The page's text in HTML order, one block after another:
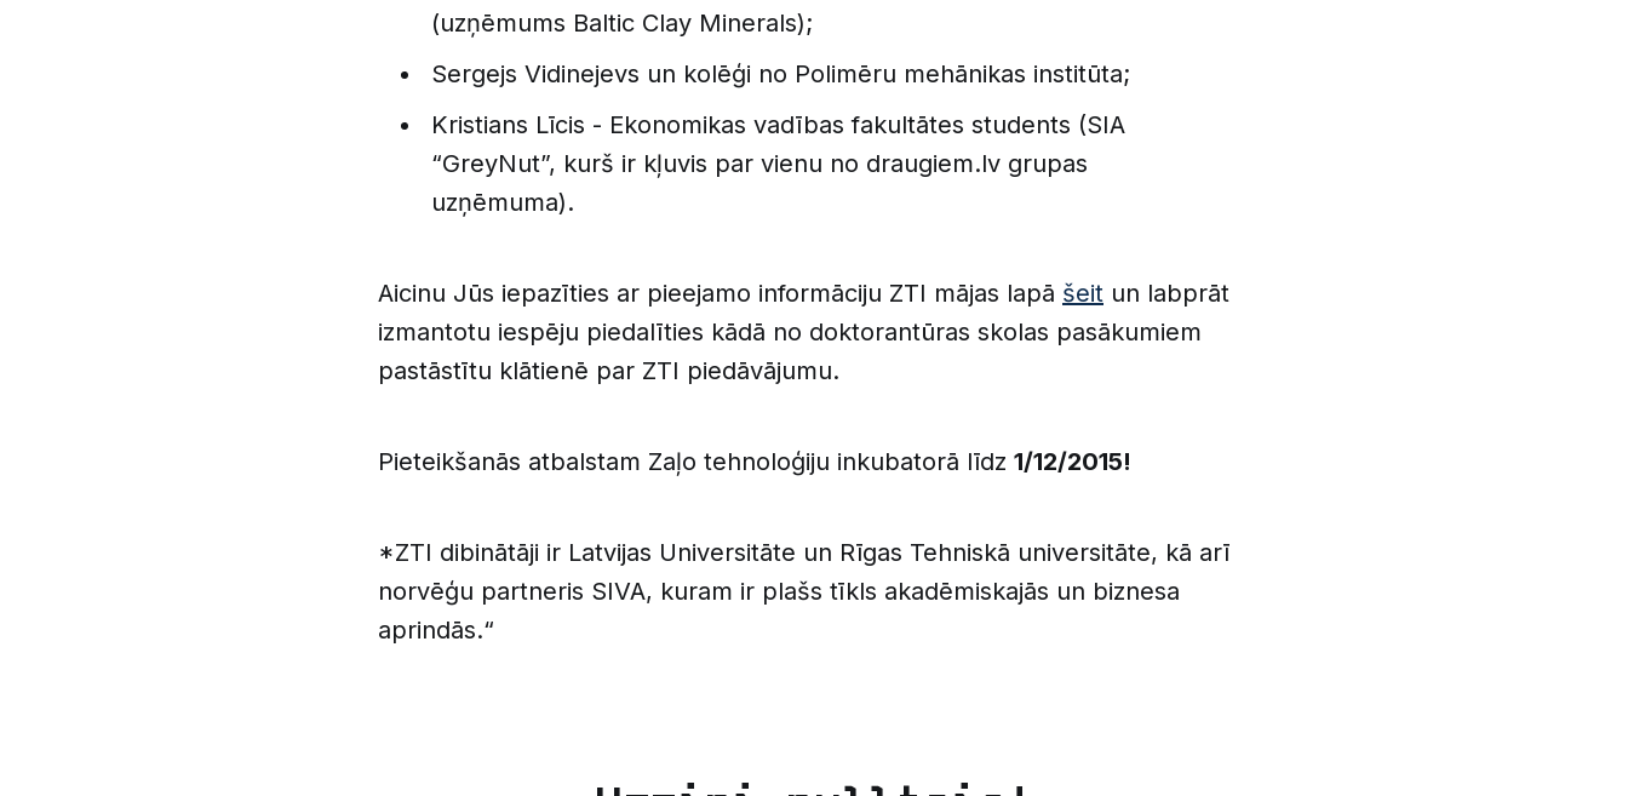
(uzņēmums Baltic Clay Minerals);
Sergejs Vidinejevs un kolēģi no Polimēru mehānikas institūta;
Kristians Līcis - Ekonomikas vadības fakultātes students (SIA
“GreyNut”, kurš ir kļuvis par vienu no draugiem.lv grupas
uzņēmuma).
Aicinu Jūs iepazīties ar pieejamo informāciju ZTI mājas lapā šeit un labprāt
izmantotu iespēju piedalīties kādā no doktorantūras skolas pasākumiem
pastāstītu klātienē par ZTI piedāvājumu.
Pieteikšanās atbalstam Zaļo tehnoloģiju inkubatorā līdz 1/12/2015!
*ZTI dibinātāji ir Latvijas Universitāte un Rīgas Tehniskā universitāte, kā arī
norvēģu partneris SIVA, kuram ir plašs tīkls akadēmiskajās un biznesa
aprindās.“